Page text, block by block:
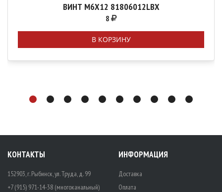
ВИНТ М6Х12 81806012LBX
8
В КОРЗИНУ
КОНТАКТЫ
152903, г. Рыбинск, ул. Труда, д. 99
+7 (915) 971-14-38 (многоканальный)
ИНФОРМАЦИЯ
Доставка
Оплата